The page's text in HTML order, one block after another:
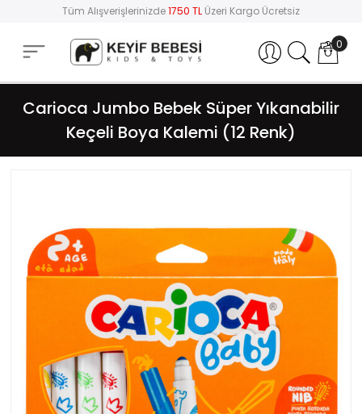
Tüm Alışverişlerinizde1750 TL Üzeri Kargo Ücretsiz
Hesabım 0
Carioca Jumbo Bebek Süper Yıkanabilir
Keçeli Boya Kalemi (12 Renk)